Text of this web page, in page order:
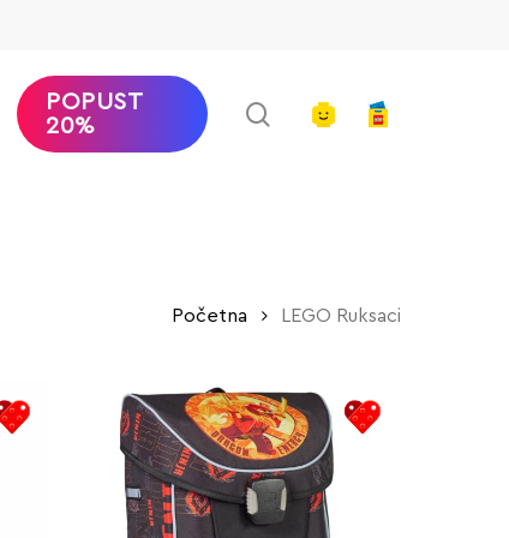
POPUST
20%
searchaccount
Početna LEGO Ruksaci